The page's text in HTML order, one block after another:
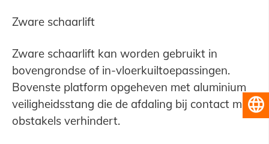
Zware schaarlift
Zware schaarlift kan worden gebruikt in
bovengrondse of in-vloerkuiltoepassingen.
Bovenste platform opgeheven met aluminium
veiligheidsstang die de afdaling bij contact met
obstakels verhindert.
Nederlands